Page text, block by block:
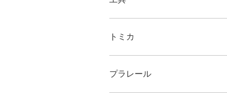
トミカ
プラレール